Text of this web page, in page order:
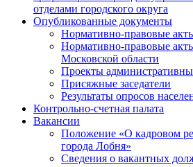
отделами городского округа
Опубликованные документы
Нормативно-правовые
Нормативно-правовые
Московской области
Проекты
Присяжные заседатели
Результаты опросов
Контрольно-счетная палата
Вакансии
Положение «О кадровом
города Лобня»
Сведения о вакантных